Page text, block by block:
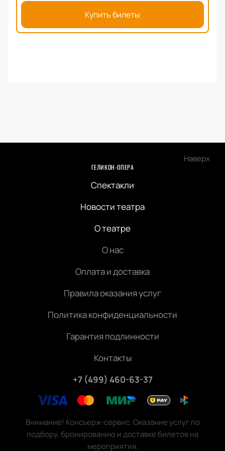
Купить билеты
Наверх
ГЕЛИКОН-ОПЕРА
Спектакли
Новости театра
О театре
О нас
Оплата и доставка
Правила оказания услуг
Политика конфиденциальности
Гарантия подлинности
Контакты
+7 (499) 460-63-37
Внимание! Консьерж-сервис. Оказание услуг по
подбору, бронированию и доставке билетов на
мероприятия.